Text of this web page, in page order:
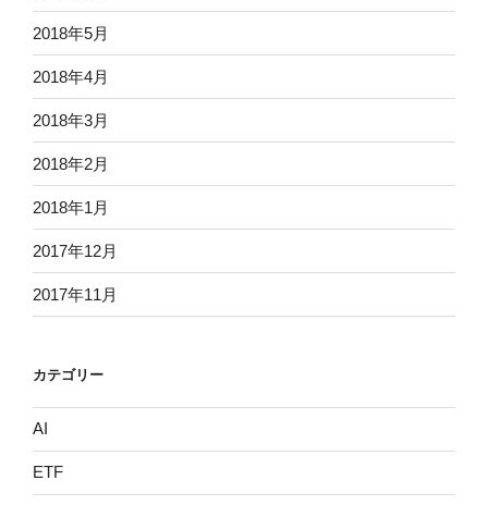
2018年5月
2018年4月
2018年3月
2018年2月
2018年1月
2017年12月
2017年11月
カテゴリー
AI
ETF